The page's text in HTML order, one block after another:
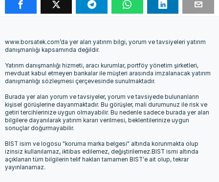
www.borsatek.com’da yer alan yatırım bilgi, yorum ve tavsiyeleri yatırım
danışmanlığı kapsamında değildir.
Yatırım danışmanlığı hizmeti, aracı kurumlar, portföy yönetim şirketleri,
mevduat kabul etmeyen bankalar ile müşteri arasında imzalanacak yatırım
danışmanlığı sözleşmesi çerçevesinde sunulmaktadır.
Burada yer alan yorum ve tavsiyeler, yorum ve tavsiyede bulunanların
kişisel görüşlerine dayanmaktadır. Bu görüşler, mali durumunuz ile risk ve
getiri tercihlerinize uygun olmayabilir. Bu nedenle sadece burada yer alan
bilgilere dayanılarak yatırım kararı verilmesi, beklentilerinize uygun
sonuçlar doğurmayabilir.
BIST isim ve logosu "koruma marka belgesi" altında korunmakta olup
izinsiz kullanılamaz, iktibas edilemez, değiştirilemez.BIST ismi altında
açıklanan tüm bilgilerin telif hakları tamamen BIST'e ait olup, tekrar
yayınlanamaz.